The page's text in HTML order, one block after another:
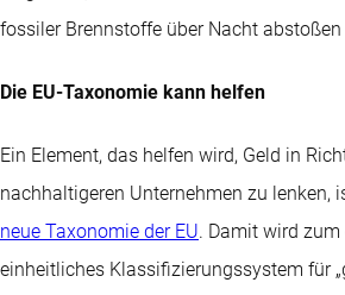
fossiler Brennstoffe über Nacht abstoßen
Die EU-Taxonomie kann helfen
Ein Element, das helfen wird, Geld in
nachhaltigeren Unternehmen zu lenken,
neue Taxonomie der EU. Damit wird
einheitliches Klassifizierungssystem für